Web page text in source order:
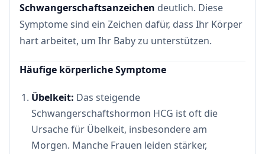
Schwangerschaftsanzeichen deutlich. Diese
Symptome sind ein Zeichen dafür, dass Ihr Körper
hart arbeitet, um Ihr Baby zu unterstützen.
Häufige körperliche Symptome
Übelkeit: Das steigende
Schwangerschaftshormon HCG ist oft die
Ursache für Übelkeit, insbesondere am
Morgen. Manche Frauen leiden stärker,